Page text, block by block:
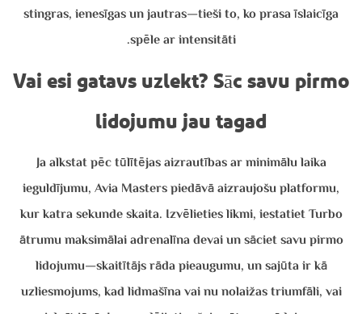
stingras, ienesīgas un jautras—tieši to, ko prasa īslaicīga
spēle ar intensitāti.
Vai esi gatavs uzlekt? Sāc savu pirmo
lidojumu jau tagad
Ja alkstat pēc tūlītējas aizrautības ar minimālu laika
ieguldījumu, Avia Masters piedāvā aizraujošu platformu,
kur katra sekunde skaita. Izvēlieties likmi, iestatiet Turbo
ātrumu maksimālai adrenalīna devai un sāciet savu pirmo
lidojumu—skaitītājs rāda pieaugumu, un sajūta ir kā
uzliesmojums, kad lidmašīna vai nu nolaižas triumfāli, vai